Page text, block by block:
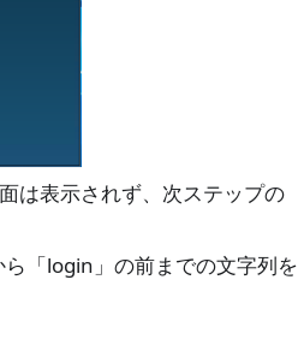
は表示されず、次ステップの
「login」の前までの文字列を